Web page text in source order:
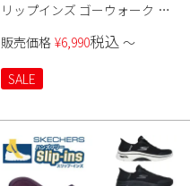
リップインズ ゴーウォーク グ
125120 レディース
販売価格 ¥6,990税込 〜
SALE